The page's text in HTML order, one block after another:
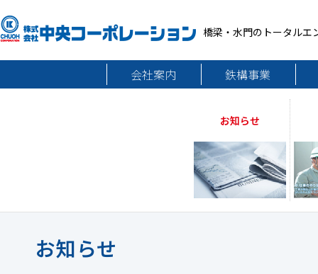
橋梁・水門のトータルエ
会社案内 鉄構事業
お知らせ
お知らせ